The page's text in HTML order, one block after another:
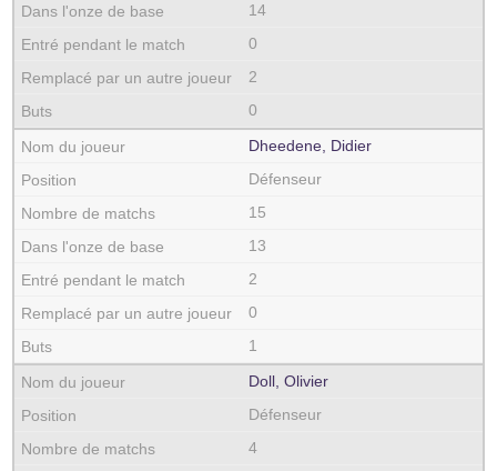
14
0
2
0
Dheedene, Didier
Défenseur
15
13
2
0
1
Doll, Olivier
Défenseur
4